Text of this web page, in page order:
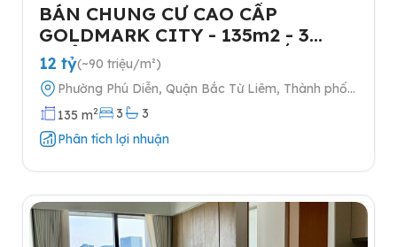
BÁN CHUNG CƯ CAO CẤP
GOLDMARK CITY - 135m2 - 3
NGỦ-TẶNG FULL NỘI THẤT- 2
SLOT Ô TÔ
12 tỷ(~90 triệu/m²)
Phường Phú Diễn, Quận Bắc Từ Liêm, Thành phố
Hà Nội
135 m2 3
3
Phân tích lợi nhuận